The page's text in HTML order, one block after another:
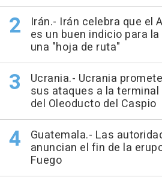
Irán.- Irán celebra que el
es un buen indicio para
una "hoja de ruta"
Ucrania.- Ucrania
sus ataques a la
del Oleoducto del Caspio
Guatemala.- Las
anuncian el fin de la
Fuego